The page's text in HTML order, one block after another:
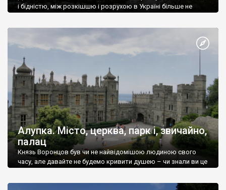
і бідністю, між розкішшю і розрухою в Україні більше не
Алупка. Місто, церква, парк і, звичайно,
палац
Князь Воронцов був чи не найвідомішою людиною свого
часу, але давайте не будемо кривити душею – чи знали ви це